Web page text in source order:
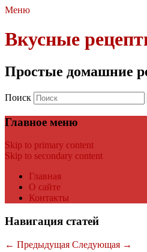
Меню
Вкусные
Простые домашние
Поиск
Главное меню
Skip to primary content
Skip to secondary content
Главная
О сайте
Контакты
Навигация статей
← Предыдущая Следующая →